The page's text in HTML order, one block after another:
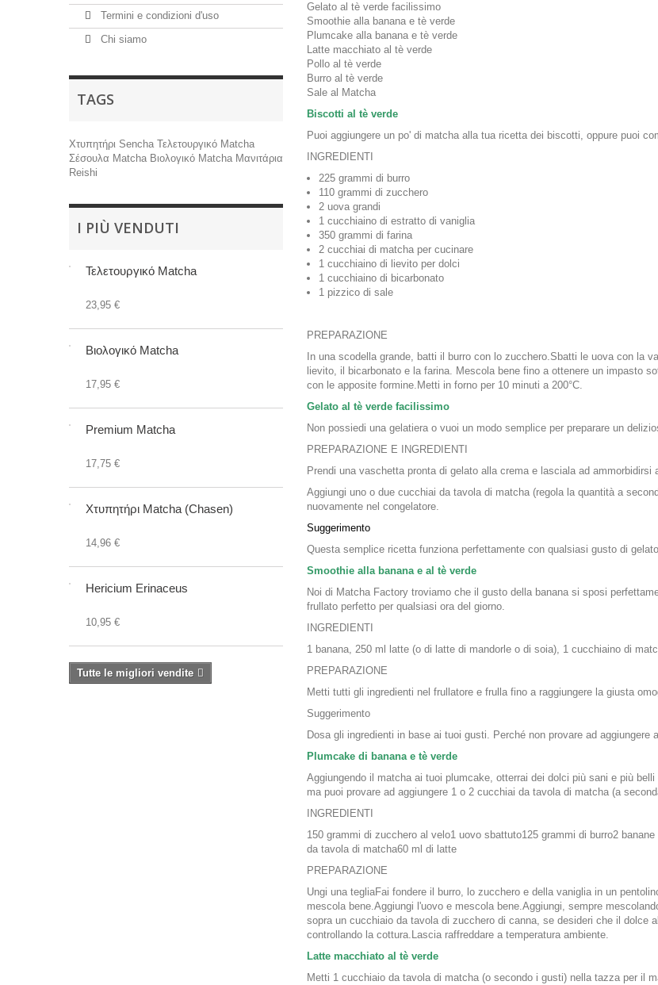
Termini e condizioni d'uso
Chi siamo
TAGS
Χτυπητήρι Sencha Τελετουργικό Matcha
Σέσουλα Matcha Βιολογικό Matcha Μανιτάρια
Reishi
I PIÙ VENDUTI
Τελετουργικό Matcha
23,95 €
Βιολογικό Matcha
17,95 €
Premium Matcha
17,75 €
Χτυπητήρι Matcha (Chasen)
14,96 €
Hericium Erinaceus
10,95 €
Tutte le migliori vendite
Gelato al tè verde facilissimo
Smoothie alla banana e tè verde
Plumcake alla banana e tè verde
Latte macchiato al tè verde
Pollo al tè verde
Burro al tè verde
Sale al Matcha
Biscotti al tè verde
Puoi aggiungere un po' di matcha alla tua ricetta dei biscotti, oppure puoi
INGREDIENTI
225 grammi di burro
110 grammi di zucchero
2 uova grandi
1 cucchiaino di estratto di vaniglia
350 grammi di farina
2 cucchiai di matcha per cucinare
1 cucchiaino di lievito per dolci
1 cucchiaino di bicarbonato
1 pizzico di sale
PREPARAZIONE
In una scodella grande, batti il burro con lo zucchero.Sbatti le uova con la
lievito, il bicarbonato e la farina. Mescola bene fino a ottenere un impasto
con le apposite formine.Metti in forno per 10 minuti a 200°C.
Gelato al tè verde facilissimo
Non possiedi una gelatiera o vuoi un modo semplice per preparare un
PREPARAZIONE E INGREDIENTI
Prendi una vaschetta pronta di gelato alla crema e lasciala ad ammorbidirsi
Aggiungi uno o due cucchiai da tavola di matcha (regola la quantità a
nuovamente nel congelatore.
Suggerimento
Questa semplice ricetta funziona perfettamente con qualsiasi gusto di
Smoothie alla banana e al tè verde
Noi di Matcha Factory troviamo che il gusto della banana si sposi
frullato perfetto per qualsiasi ora del giorno.
INGREDIENTI
1 banana, 250 ml latte (o di latte di mandorle o di soia), 1 cucchiaino di
PREPARAZIONE
Metti tutti gli ingredienti nel frullatore e frulla fino a raggiungere la giusta
Suggerimento
Dosa gli ingredienti in base ai tuoi gusti. Perché non provare ad
Plumcake di banana e tè verde
Aggiungendo il matcha ai tuoi plumcake, otterrai dei dolci più sani e più
ma puoi provare ad aggiungere 1 o 2 cucchiai da tavola di matcha (a
INGREDIENTI
150 grammi di zucchero al velo1 uovo sbattuto125 grammi di burro2
da tavola di matcha60 ml di latte
PREPARAZIONE
Ungi una tegliaFai fondere il burro, lo zucchero e della vaniglia in un
mescola bene.Aggiungi l'uovo e mescola bene.Aggiungi, sempre
sopra un cucchiaio da tavola di zucchero di canna, se desideri che il dolce
controllando la cottura.Lascia raffreddare a temperatura ambiente.
Latte macchiato al tè verde
Metti 1 cucchiaio da tavola di matcha (o secondo i gusti) nella tazza per il